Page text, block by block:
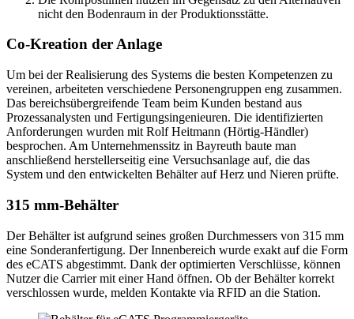
nicht den Bodenraum in der Produktionsstätte.
Co-Kreation der Anlage
Um bei der Realisierung des Systems die besten Kompetenzen zu
vereinen, arbeiteten verschiedene Personengruppen eng zusammen.
Das bereichsübergreifende Team beim Kunden bestand aus
Prozessanalysten und Fertigungsingenieuren. Die identifizierten
Anforderungen wurden mit Rolf Heitmann (Hörtig-Händler)
besprochen. Am Unternehmenssitz in Bayreuth baute man
anschließend herstellerseitig eine Versuchsanlage auf, die das
System und den entwickelten Behälter auf Herz und Nieren prüfte.
315 mm-Behälter
Der Behälter ist aufgrund seines großen Durchmessers von 315 mm
eine Sonderanfertigung. Der Innenbereich wurde exakt auf die Form
des eCATS abgestimmt. Dank der optimierten Verschlüsse, können
Nutzer die Carrier mit einer Hand öffnen. Ob der Behälter korrekt
verschlossen wurde, melden Kontakte via RFID an die Station.